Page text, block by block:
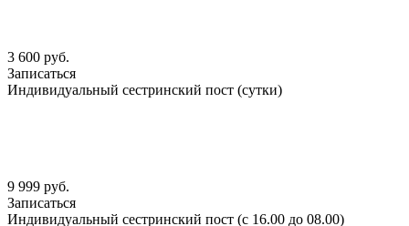
3 600 руб.
Записаться
Индивидуальный сестринский пост (сутки)
9 999 руб.
Записаться
Индивидуальный сестринский пост (с 16.00 до 08.00)